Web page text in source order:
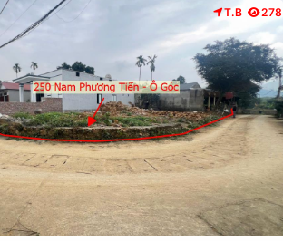
T.B 278